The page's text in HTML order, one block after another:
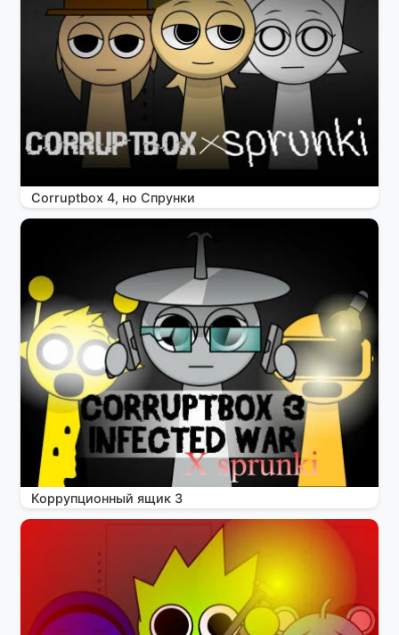
Corruptbox 4, но Спрунки
Коррупционный ящик 3